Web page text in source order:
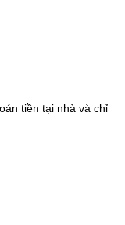
tiền tại nhà và chỉ